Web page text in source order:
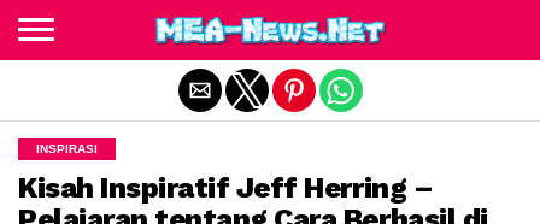
INSPIRASI
Kisah Inspiratif Jeff Herring –
Exit mobile version